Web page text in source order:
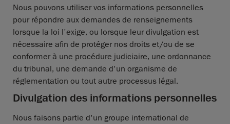
Nous pouvons utiliser vos informations personnelles
pour répondre aux demandes de renseignements
lorsque la loi l'exige, ou lorsque leur divulgation est
nécessaire afin de protéger nos droits et/ou de se
conformer à une procédure judiciaire, une ordonnance
du tribunal, une demande d'un organisme de
réglementation ou tout autre processus légal.
Divulgation des informations personnelles
Nous faisons partie d'un groupe international de